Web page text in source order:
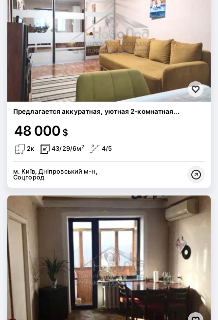
Предлагается аккуратная, уютная 2-комнатная...
48 000 $
2к 43/29/6м2 4/5
м. Київ, Дніпровський м-н,
Соцгород